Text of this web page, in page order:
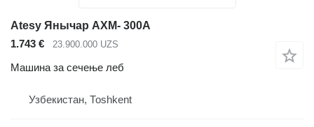
Atesy Янычар АХМ- 300А
1.743 €
23.900.000 UZS
Машина за сечење леб
Узбекистан, Тоshkent